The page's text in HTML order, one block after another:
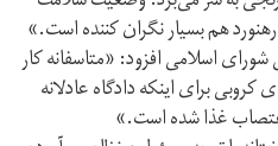
هم بسیار نگران کننده است.»
اسلامی افزود: «متاسفانه کار
برای اینکه دادگاه عادلانه
غذا شده است.»